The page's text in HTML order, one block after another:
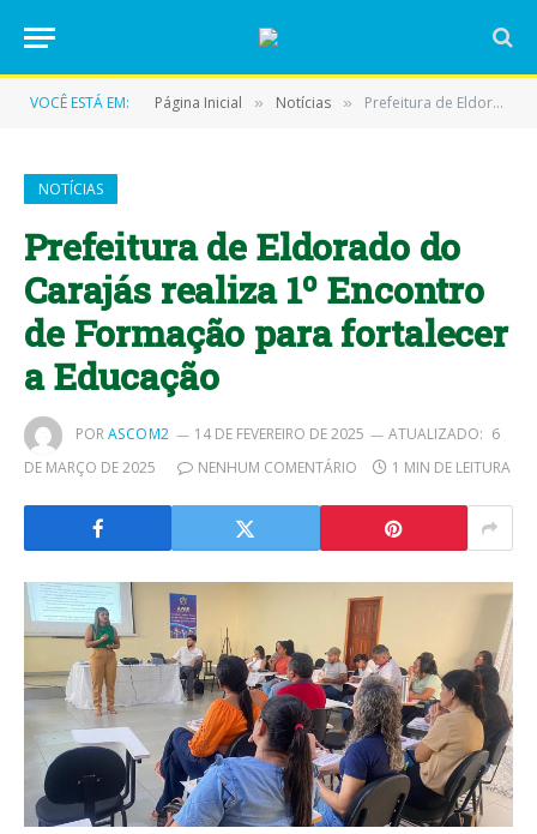
VOCÊ ESTÁ EM: Página Inicial » Notícias » Prefeitura de Eldorado do Carajás realiza 1º Encontro de Formação para fortalecer a Educação
NOTÍCIAS
Prefeitura de Eldorado do
Carajás realiza 1º Encontro
de Formação para fortalecer
a Educação
PORASCOM2 14 DE FEVEREIRO DE 2025 ATUALIZADO: 6
DE MARÇO DE 2025
NENHUM COMENTÁRIO 1 MIN DE LEITURA